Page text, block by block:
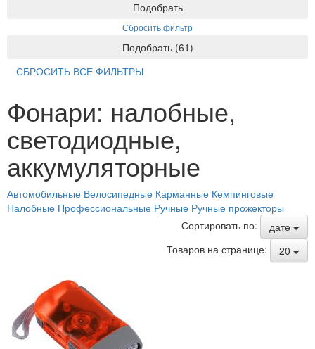
Подобрать
Сбросить фильтр
Подобрать (61)
СБРОСИТЬ ВСЕ ФИЛЬТРЫ
Фонари: налобные,
светодиодные,
аккумуляторные
Автомобильные Велосипедные Карманные Кемпинговые
Налобные Профессиональные Ручные Ручные прожекторы
Сортировать по:
дате
Товаров на странице:
20